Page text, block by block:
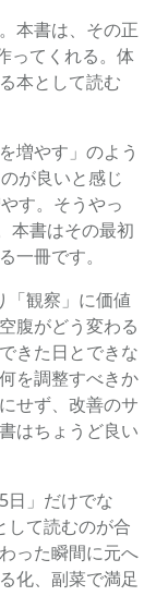
本書は、その正
ってくれる。体
本として読む
増やす」のよう
が良いと感じ
す。そうやっ
本書はその最初
一冊です。
「観察」に価値
腹がどう変わる
きた日とできな
を調整すべきか
せず、改善のサ
はちょうど良い
日」だけでな
して読むのが合
った瞬間に元へ
化、副菜で満足